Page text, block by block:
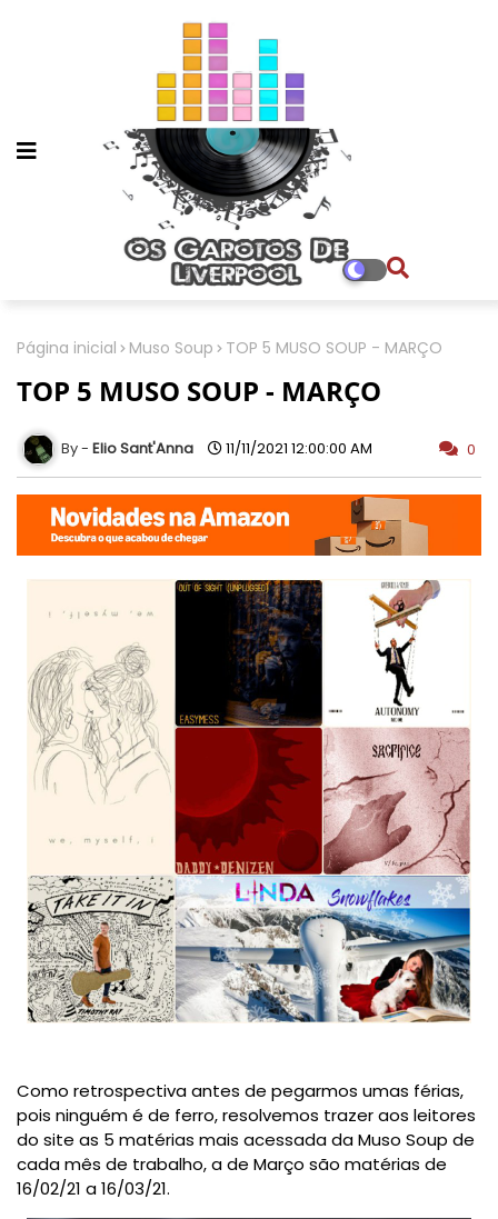
Página inicial Muso Soup TOP 5 MUSO SOUP - MARÇO
TOP 5 MUSO SOUP - MARÇO
Elio Sant'Anna 11/11/2021 12:00:00 AM 0
Como retrospectiva antes de pegarmos umas férias,
pois ninguém é de ferro, resolvemos trazer aos leitores
do site as 5 matérias mais acessada da Muso Soup de
cada mês de trabalho, a de Março são matérias de
16/02/21 a 16/03/21.